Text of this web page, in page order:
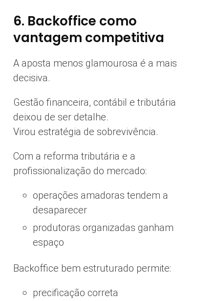
6. Backoffice como
vantagem competitiva
A aposta menos glamourosa é a mais
decisiva.
Gestão financeira, contábil e tributária
deixou de ser detalhe.
Virou estratégia de sobrevivência.
Com a reforma tributária e a
profissionalização do mercado:
operações amadoras tendem a
desaparecer
produtoras organizadas ganham
espaço
Backoffice bem estruturado permite:
precificação correta